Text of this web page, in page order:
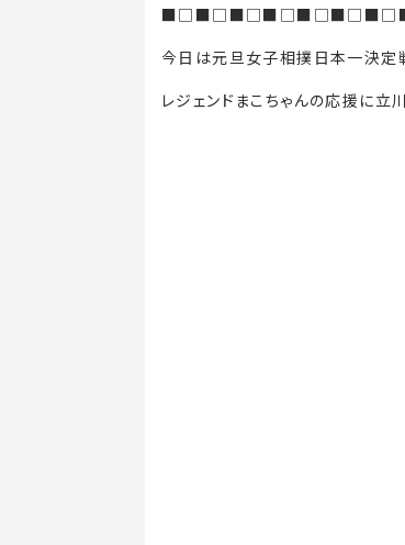
今日は元旦女子相撲日本一決定
レジェンドまこちゃんの応援に